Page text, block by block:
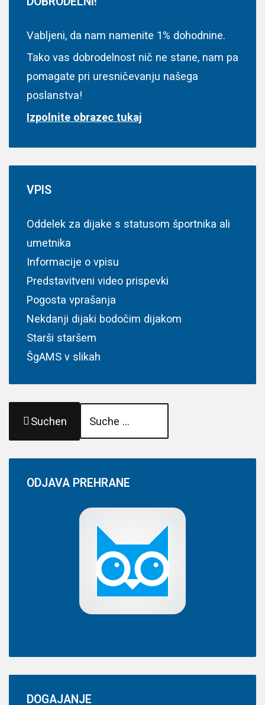
Vabljeni, da nam namenite 1% dohodnine.
Tako vas dobrodelnost nič ne stane, nam pa
pomagate pri uresničevanju našega
poslanstva!
Izpolnite obrazec tukaj
VPIS
Oddelek za dijake s statusom športnika ali
umetnika
Informacije o vpisu
Predstavitveni video prispevki
Pogosta vprašanja
Nekdanji dijaki bodočim dijakom
Starši staršem
ŠgAMS v slikah
Suchen
ODJAVA PREHRANE
DOGAJANJE